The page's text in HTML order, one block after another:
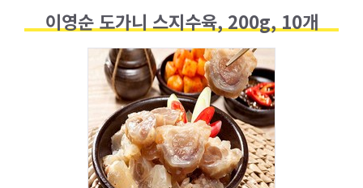
이영순 도가니 스지수육, 200g, 10개